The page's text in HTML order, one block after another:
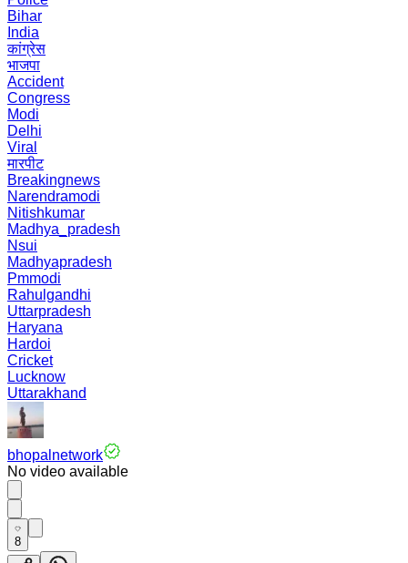
Bihar
India
कांग्रेस
भाजपा
Accident
Congress
Modi
Delhi
Viral
मारपीट
Breakingnews
Narendramodi
Nitishkumar
Madhya_pradesh
Nsui
Madhyapradesh
Pmmodi
Rahulgandhi
Uttarpradesh
Haryana
Hardoi
Cricket
Lucknow
Uttarakhand
bhopalnetwork
No video available
8